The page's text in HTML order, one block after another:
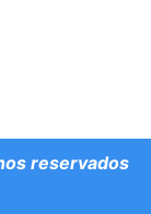
reservados